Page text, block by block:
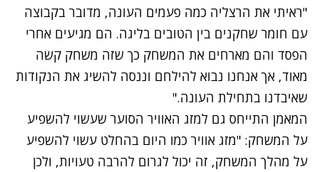
"ראיתי את הרצליה כמה פעמים העונה, מדובר בקבוצה
עם חומר שחקנים בין הטובים בליגה. הם מגיעים אחרי
הפסד והם מארחים את המשחק כך שזה משחק קשה
מאוד, אך אנחנו נבוא להילחם וננסה להשיג את הנקודות
שאיבדנו בתחילת העונה."
המאמן התייחס גם למזג האוויר הסוער שעשוי להשפיע
על המשחק: "מזג אוויר כמו היום בהחלט עשוי להשפיע
על מהלך המשחק, זה יכול לגרום להרבה טעויות, ולכן